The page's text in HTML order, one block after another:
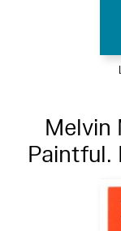
Melvin
Paintful.